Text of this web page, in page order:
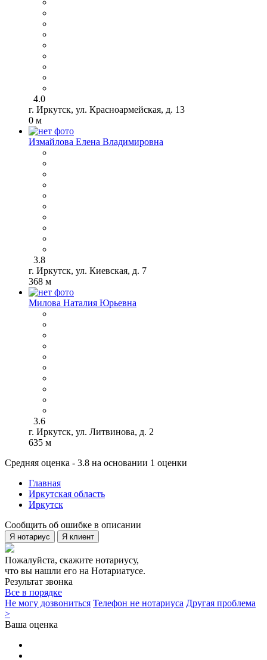
4.0
г. Иркутск, ул. Красноармейская, д. 13
0 м
Измайлова Елена Владимировна
3.8
г. Иркутск, ул. Киевская, д. 7
368 м
Милова Наталия Юрьевна
3.6
г. Иркутск, ул. Литвинова, д. 2
635 м
Средняя оценка - 3.8 на основании 1 оценки
Главная
Иркутская область
Иркутск
Сообщить об ошибке в описании
Я нотариус Я клиент
Пожалуйста, скажите нотариусу,
что вы нашли его на Нотариатусе.
Результат звонка
Все в порядке
Не могу дозвониться Телефон не нотариуса Другая проблема
>
Ваша оценка